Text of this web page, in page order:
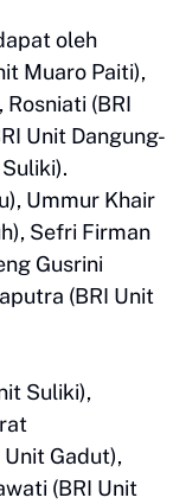
oleh
Muaro Paiti),
(BRI
Unit Dangung-
Ummur Khair
Sefri Firman
Gusrini
(BRI Unit
Suliki),
Gadut),
(BRI Unit